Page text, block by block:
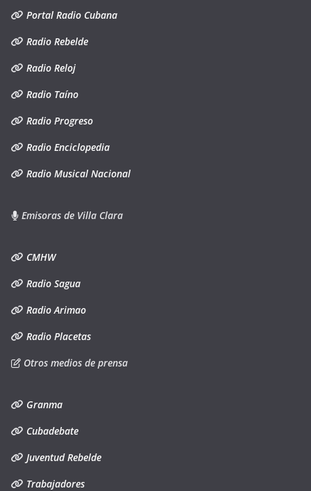
Portal Radio Cubana
Radio Rebelde
Radio Reloj
Radio Taíno
Radio Progreso
Radio Enciclopedia
Radio Musical Nacional
Emisoras de Villa Clara
CMHW
Radio Sagua
Radio Arimao
Radio Placetas
Otros medios de prensa
Granma
Cubadebate
Juventud Rebelde
Trabajadores